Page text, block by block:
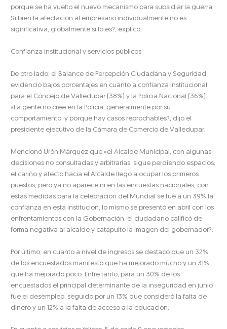
porque se ha vuelto el nuevo mecanismo para subsidiar la guerra.
Si bien la afectación al empresario individualmente no es
significativa, globalmente sí lo es?, explicó.
Confianza institucional y servicios públicos
De otro lado, el Balance de Percepción Ciudadana y Seguridad
evidenció bajos porcentajes en cuanto a confianza institucional
para el Concejo de Valledupar (38%) y la Policía Nacional (36%).
«La gente no cree en la Policía, generalmente por su
comportamiento, y porque hay casos reprochables?, dijo el
presidente ejecutivo de la Cámara de Comercio de Valledupar.
Mencionó Urón Márquez que «el Alcalde Municipal, con algunas
decisiones no consultadas y arbitrarias, sigue perdiendo espacios;
el cariño y afecto hacia el Alcalde llegó a ocupar los primeros
puestos, pero ya no aparece ni en las encuestas nacionales, con
estas medidas para la celebración del Mundial se fue a un 39% la
confianza en esta institución, lo mismo se presentó en abril con los
enfrentamientos con la Gobernación, el ciudadano calificó de
forma negativa al alcalde y catapultó la imagen del gobernador?.
Por último, en cuanto a nivel de ingresos se destacó que un 32%
de los encuestados manifestó que ha mejorado mucho y un 31%
que ha mejorado poco. Entre tanto, para un 30% de los
encuestados el principal determinante de la inseguridad en junio
fue el desempleo, seguido por un 13% que consideró la falta de
dinero y un 12% a la falta de acceso a la educación.